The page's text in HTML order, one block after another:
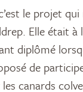
le projet
Elle était à
diplômé
de
canards